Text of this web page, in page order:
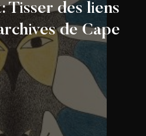
Tisser des liens
de Cape